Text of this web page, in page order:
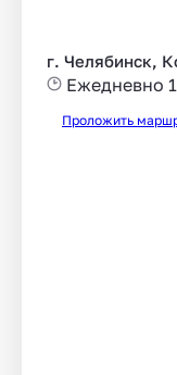
г. Челябинск,
Ежедневно
Проложить